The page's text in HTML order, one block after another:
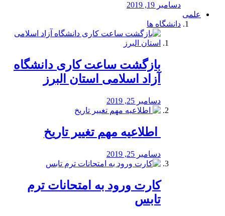
دسامبر 19, 2019
علمی
دانشگاه ها
بازگشت ساعت کاری دانشگاه
آزاد اسلامی استان البرز
دسامبر 25, 2019
️ اطلاعیه مهم تغییر تاریخ
دسامبر 25, 2019
کارت ورود به امتحانات ترم
تابس